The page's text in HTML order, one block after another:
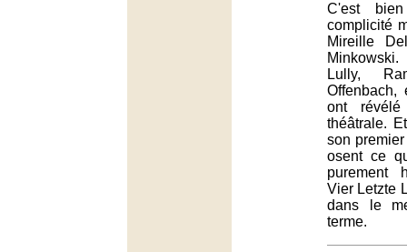
C'est
complicité
Mireille
Lully,
Offenbach,
ont
théâtrale.
son
osent ce
purement
Vier Letzte
dans le
terme.